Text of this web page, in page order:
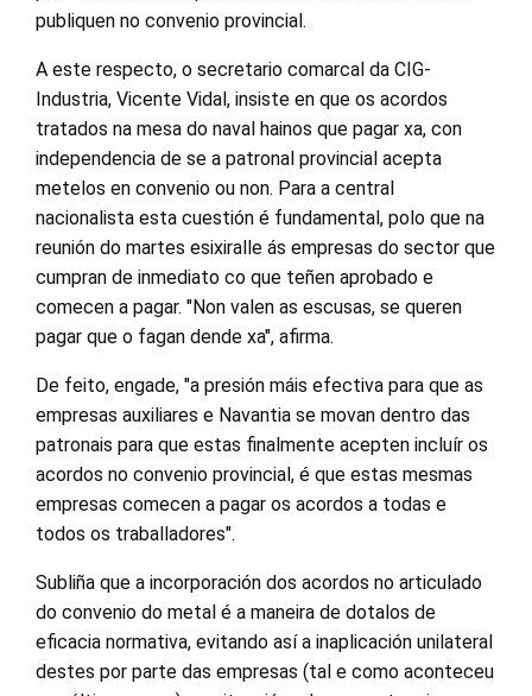
publiquen no convenio provincial.
A este respecto, o secretario comarcal da CIG-
Industria, Vicente Vidal, insiste en que os acordos
tratados na mesa do naval hainos que pagar xa, con
independencia de se a patronal provincial acepta
metelos en convenio ou non. Para a central
nacionalista esta cuestión é fundamental, polo que na
reunión do martes esixiralle ás empresas do sector que
cumpran de inmediato co que teñen aprobado e
comecen a pagar. "Non valen as escusas, se queren
pagar que o fagan dende xa", afirma.
De feito, engade, "a presión máis efectiva para que as
empresas auxiliares e Navantia se movan dentro das
patronais para que estas finalmente acepten incluír os
acordos no convenio provincial, é que estas mesmas
empresas comecen a pagar os acordos a todas e
todos os traballadores".
Subliña que a incorporación dos acordos no articulado
do convenio do metal é a maneira de dotalos de
eficacia normativa, evitando así a inaplicación unilateral
destes por parte das empresas (tal e como aconteceu